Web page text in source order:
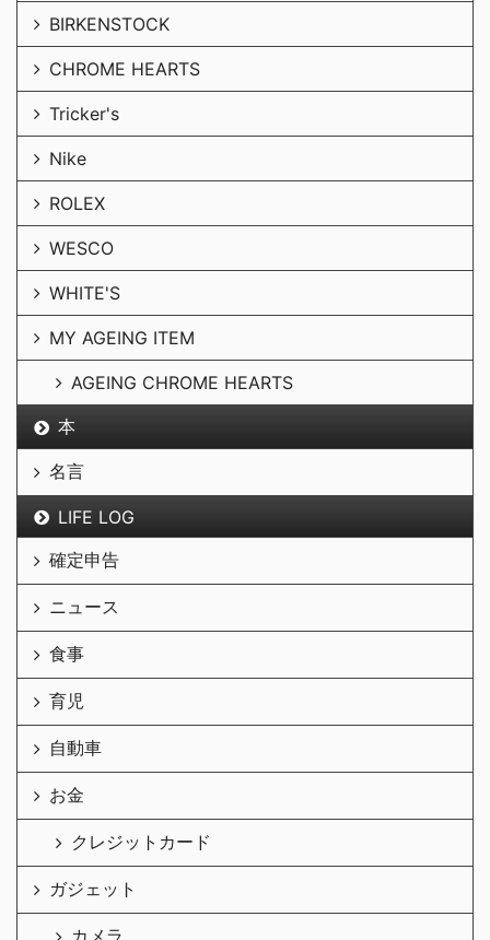
BIRKENSTOCK
CHROME HEARTS
Tricker's
Nike
ROLEX
WESCO
WHITE'S
MY AGEING ITEM
AGEING CHROME HEARTS
本
名言
LIFE LOG
確定申告
ニュース
食事
育児
自動車
お金
クレジットカード
ガジェット
カメラ